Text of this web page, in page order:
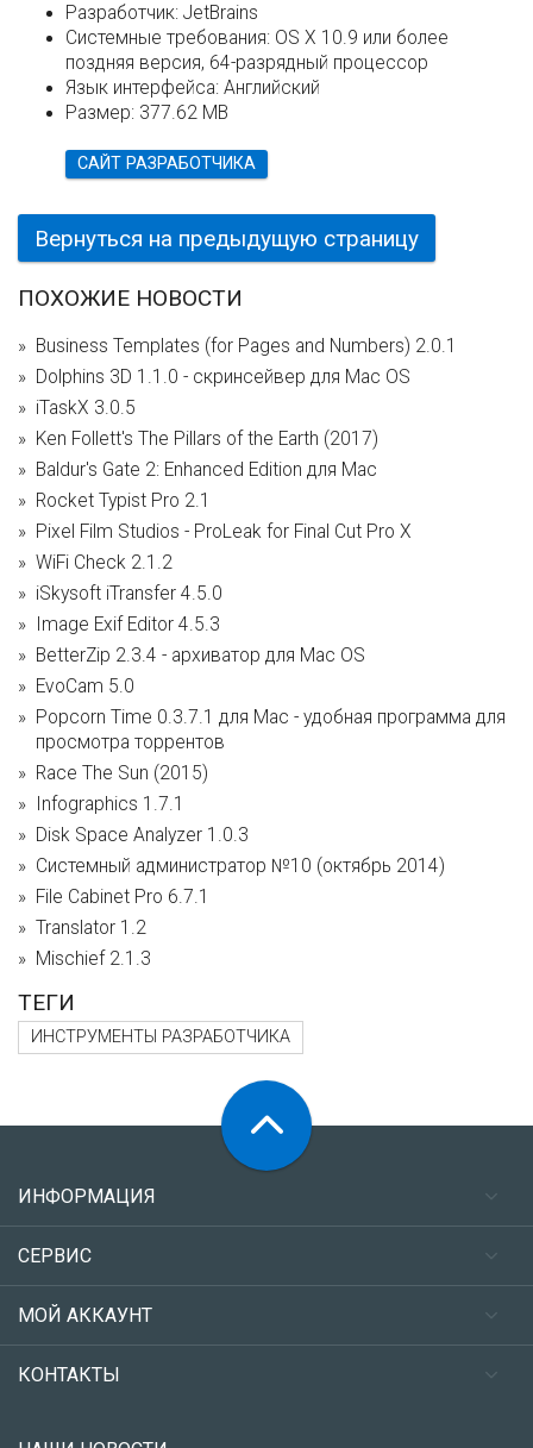
Разработчик: JetBrains
Системные требования: OS X 10.9 или более
поздняя версия, 64-разрядный процессор
Язык интерфейса: Английский
Размер: 377.62 MB
САЙТ РАЗРАБОТЧИКА
Вернуться на предыдущую страницу
ПОХОЖИЕ НОВОСТИ
Business Templates (for Pages and Numbers) 2.0.1
Dolphins 3D 1.1.0 - скринсейвер для Mac OS
iTaskX 3.0.5
Ken Follett's The Pillars of the Earth (2017)
Baldur's Gate 2: Enhanced Edition для Mac
Rocket Typist Pro 2.1
Pixel Film Studios - ProLeak for Final Cut Pro X
WiFi Check 2.1.2
iSkysoft iTransfer 4.5.0
Image Exif Editor 4.5.3
BetterZip 2.3.4 - архиватор для Mac OS
EvoCam 5.0
Popcorn Time 0.3.7.1 для Mac - удобная программа для
просмотра торрентов
Race The Sun (2015)
Infographics 1.7.1
Disk Space Analyzer 1.0.3
Системный администратор №10 (октябрь 2014)
File Cabinet Pro 6.7.1
Translator 1.2
Mischief 2.1.3
ТЕГИ
ИНСТРУМЕНТЫ РАЗРАБОТЧИКА
ИНФОРМАЦИЯ
СЕРВИС
МОЙ АККАУНТ
КОНТАКТЫ